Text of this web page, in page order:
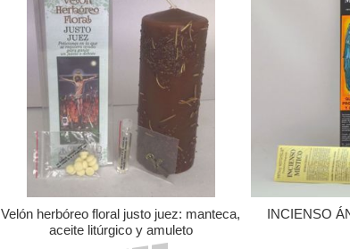
Velón herbóreo floral justo juez: manteca,
aceite litúrgico y amuleto
INCIENSO